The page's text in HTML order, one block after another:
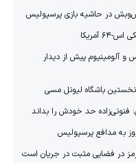
در حاشیه بازی پرسپولیس
آمریکا
و آلومینیوم پیش از دیدار
باشگاه لیونل مسی
حد خودش را بداند
به مدافع پرسپولیس
در فضایی مثبت در جریان است